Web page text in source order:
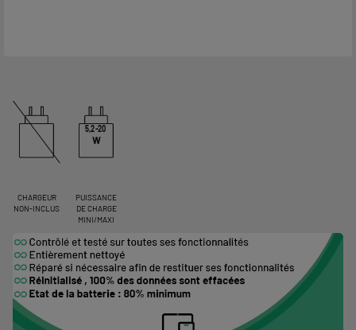
CHARGEUR
NON-INCLUS
5,2-20
W
PUISSANCE
DE CHARGE
MINI/MAXI